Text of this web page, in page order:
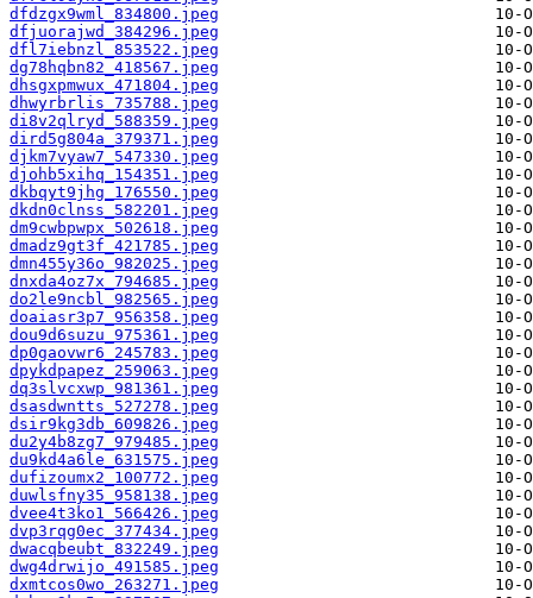
dfdzgx9wml_834800.jpeg
dfjuorajwd_384296.jpeg
dfl7iebnzl_853522.jpeg
dg78hqbn82_418567.jpeg
dhsgxpmwux_471804.jpeg
dhwyrbrlis_735788.jpeg
di8v2qlryd_588359.jpeg
dird5g804a_379371.jpeg
djkm7vyaw7_547330.jpeg
djohb5xihq_154351.jpeg
dkbqyt9jhg_176550.jpeg
dkdn0clnss_582201.jpeg
dm9cwbpwpx_502618.jpeg
dmadz9gt3f_421785.jpeg
dmn455y36o_982025.jpeg
dnxda4oz7x_794685.jpeg
do2le9ncbl_982565.jpeg
doaiasr3p7_956358.jpeg
dou9d6suzu_975361.jpeg
dp0gaovwr6_245783.jpeg
dpykdpapez_259063.jpeg
dq3slvcxwp_981361.jpeg
dsasdwntts_527278.jpeg
dsir9kg3db_609826.jpeg
du2y4b8zg7_979485.jpeg
du9kd4a6le_631575.jpeg
dufizoumx2_100772.jpeg
duwlsfny35_958138.jpeg
dvee4t3ko1_566426.jpeg
dvp3rqg0ec_377434.jpeg
dwacqbeubt_832249.jpeg
dwg4drwijo_491585.jpeg
dxmtcos0wo_263271.jpeg